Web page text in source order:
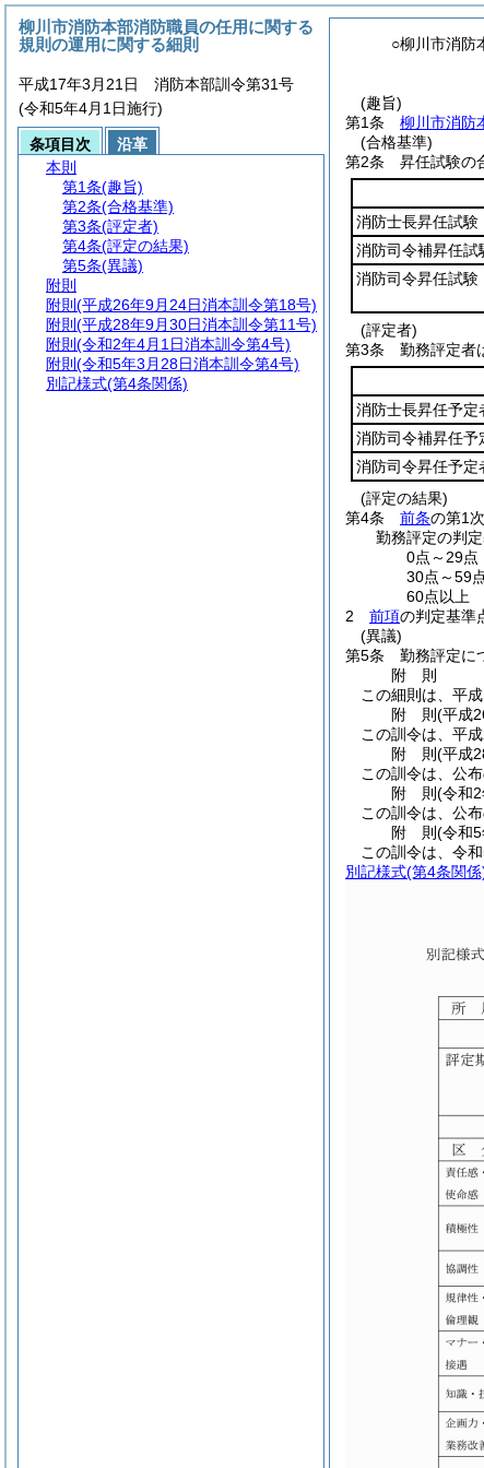
○柳川市消防
(趣旨)
第1条
柳川市消防
(合格基準)
第2条
昇任試験の
消防士長昇任試験
消防司令補昇任試
消防司令昇任試験
(評定者)
第3条
勤務評定者
消防士長昇任予定
消防司令補昇任予
消防司令昇任予定
(評定の結果)
第4条
前条の第1
勤務評定の判
0点～29点
30点～59
60点以上
2
前項の判定基準
(異議)
第5条
勤務評定に
附 則
この細則は、平
附 則(平成
この訓令は、平
附 則(平成
この訓令は、公
附 則(令和
この訓令は、公
附 則(令和
この訓令は、令
別記様式(第4条関係
柳川市消防本部消防職員の任用に関する
規則の運用に関する細則
平成17年3月21日 消防本部訓令第31号
(令和5年4月1日施行)
条項目次
沿革
本則
第1条(趣旨)
第2条(合格基準)
第3条(評定者)
第4条(評定の結果)
第5条(異議)
附則
附則 (平成26年9月24日消本訓令第18号)
附則 (平成28年9月30日消本訓令第11号)
附則 (令和2年4月1日消本訓令第4号)
附則 (令和5年3月28日消本訓令第4号)
別記様式(第4条関係)